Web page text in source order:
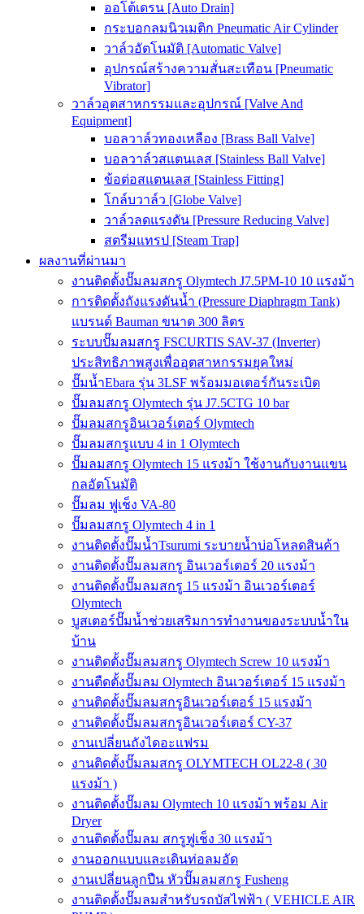
ออโต้เดรน [Auto Drain]
กระบอกลมนิวเมติก Pneumatic Air Cylinder
วาล์วอัตโนมัติ [Automatic Valve]
อุปกรณ์สร้างความสั่นสะเทือน [Pneumatic
Vibrator]
วาล์วอุตสาหกรรมและอุปกรณ์ [Valve And
Equipment]
บอลวาล์วทองเหลือง [Brass Ball Valve]
บอลวาล์วสแตนเลส [Stainless Ball Valve]
ข้อต่อสแตนเลส [Stainless Fitting]
โกล์บวาล์ว [Globe Valve]
วาล์วลดแรงดัน [Pressure Reducing Valve]
สตรีมแทรป [Steam Trap]
ผลงานที่ผ่านมา
งานติดตั้งปั๊มลมสกรู Olymtech J7.5PM-10 10 แรงม้า
การติดตั้งถังแรงดันน้ำ (Pressure Diaphragm Tank)
แบรนด์ Bauman ขนาด 300 ลิตร
ระบบปั๊มลมสกรู FSCURTIS SAV-37 (Inverter)
ประสิทธิภาพสูงเพื่ออุตสาหกรรมยุคใหม่
ปั๊มน้ำEbara รุ่น 3LSF พร้อมมอเตอร์กันระเบิด
ปั๊มลมสกรู Olymtech รุ่น J7.5CTG 10 bar
ปั๊มลมสกรูอินเวอร์เตอร์ Olymtech
ปั๊มลมสกรูแบบ 4 in 1 Olymtech
ปั๊มลมสกรู Olymtech 15 แรงม้า ใช้งานกับงานแขน
กลอัตโนมัติ
ปั๊มลม ฟูเช็ง VA-80
ปั๊มลมสกรู Olymtech 4 in 1
งานติดตั้งปั๊มน้ำTsurumi ระบายน้ำบ่อโหลดสินค้า
งานติดตั้งปั๊มลมสกรู อินเวอร์เตอร์ 20 แรงม้า
งานติดตั้งปั๊มลมสกรู 15 แรงม้า อินเวอร์เตอร์
Olymtech
บูสเตอร์ปั๊มน้ำช่วยเสริมการทำงานของระบบน้ำใน
บ้าน
งานติดตั้งปั๊มลมสกรู Olymtech Screw 10 แรงม้า
งานตืดตั้งปั๊มลม Olymtech อินเวอร์เตอร์ 15 แรงม้า
งานติดตั้งปั๊มลมสกรูอินเวอร์เตอร์ 15 แรงม้า
งานติดตั้งปั๊มลมสกรูอินเวอร์เตอร์ CY-37
งานเปลี่ยนถังไดอะแฟรม
งานติดตั้งปั๊มลมสกรู OLYMTECH OL22-8 ( 30
แรงม้า )
งานติดตั้งปั๊มลม Olymtech 10 แรงม้า พร้อม Air
Dryer
งานติดตั้งปั๊มลม สกรูฟูเช็ง 30 แรงม้า
งานออกแบบและเดินท่อลมอัด
งานเปลี่ยนลูกปืน หัวปั๊มลมสกรู Fusheng
งานติดตั้งปั๊มลมสำหรับรถบัสไฟฟ้า ( VEHICLE AIR